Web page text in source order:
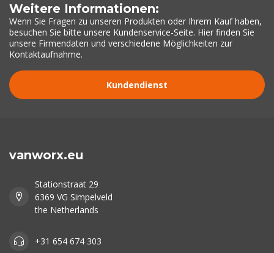
Weitere Informationen:
Wenn Sie Fragen zu unseren Produkten oder Ihrem Kauf haben,
besuchen Sie bitte unsere Kundenservice-Seite. Hier finden Sie
unsere Firmendaten und verschiedene Möglichkeiten zur
Kontaktaufnahme.
Kundendienst
vanworx.eu
Stationstraat 29
6369 VG Simpelveld
the Netherlands
+31 654 674 303